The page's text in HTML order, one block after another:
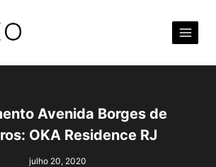
Avenida Borges de
OKA Residence RJ
julho 20, 2020